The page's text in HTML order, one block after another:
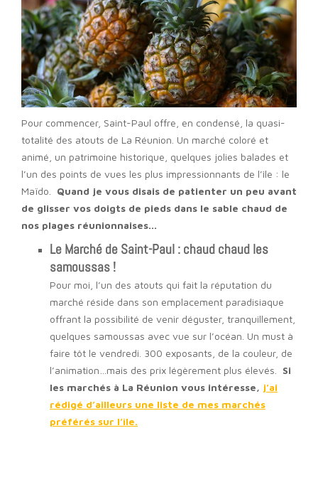
Pour commencer, Saint-Paul offre, en condensé, la quasi-
totalité des atouts de La Réunion. Un marché coloré et
animé, un patrimoine historique, quelques jolies balades et
l’un des points de vues les plus impressionnants de l’île : le
Maïdo. Quand je vous disais de patienter un peu avant
de glisser vos doigts de pieds dans le sable chaud de
nos plages réunionnaises…
Le Marché de Saint-Paul : chaud chaud les
samoussas !
Pour moi, l’un des atouts qui fait la réputation du
marché réside dans son emplacement paradisiaque
offrant la possibilité de venir déguster, tranquillement,
quelques samoussas avec vue sur l’océan. Un must à
faire tôt le vendredi. 300 exposants, de la couleur, de
l’animation…mais des prix légèrement plus élevés. Si
les marchés à La Réunion vous intéresse, j’ai
rédigé d’ailleurs une liste de mes marchés
préférés sur l’île.